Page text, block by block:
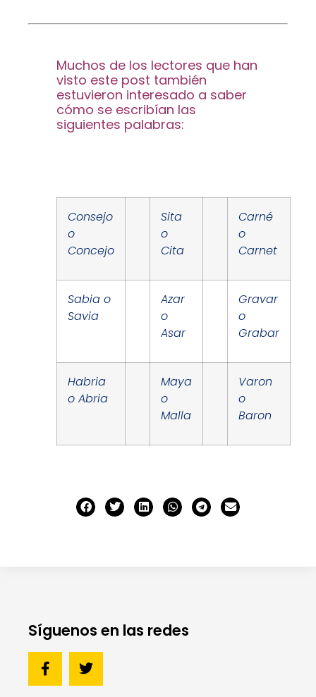
Muchos de los lectores que han
visto este post también
estuvieron interesado a saber
cómo se escribían las
siguientes palabras:
Consejo
o
Concejo
Sita
o
Cita
Carné
o
Carnet
Sabia o
Savia
Azar
o
Asar
Gravar
o
Grabar
Habria
o Abria
Maya
o
Malla
Varon
o
Baron
Síguenos en las redes